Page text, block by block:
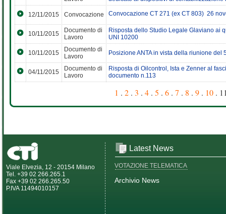
12/11/2015 Convocazione Convocazione CT 271 (ex CT 803)  26
10/11/2015
Documento di
Lavoro
Risposta dello Studio Legale Glaviano ai
UNI 10200
10/11/2015
Documento di
Lavoro
Posizione ANTA in vista della riunione del
04/11/2015
Documento di
Lavoro
Risposta di Oilcontrol, Ista e Zenner al
documento n.113
1 . 2 . 3 . 4 . 5 . 6 . 7 . 8 . 9 . 10 .
Viale Elvezia, 12 - 20154 Milano
Tel. +39 02 266.265.1
Fax +39 02 266.265.50
P.IVA 11494010157
Latest News
VOTAZIONE TELEMATICA
Archivio News